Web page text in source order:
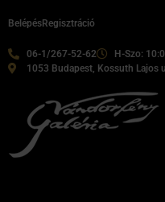
06-1/267-52-62
H-Szo:
1053 Budapest, Kossuth Lajos
BelépésRegisztráció